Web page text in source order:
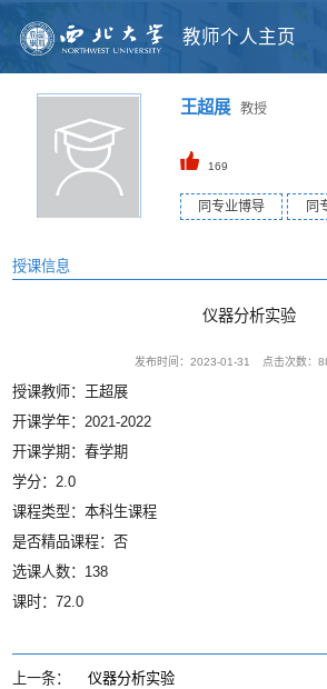
教师个人主页
王超展教授
169
同专业博导 同
授课信息
仪器分析实验
发布时间：2023-01-31 点击次数：
授课教师：王超展
开课学年：2021-2022
开课学期：春学期
学分：2.0
课程类型：本科生课程
是否精品课程：否
选课人数：138
课时：72.0
上一条： 仪器分析实验